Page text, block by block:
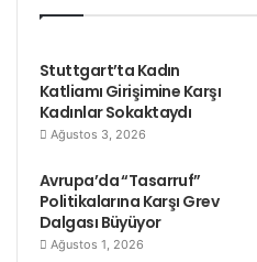
Stuttgart’ta Kadın
Katliamı Girişimine Karşı
Kadınlar Sokaktaydı
Ağustos 3, 2026
Avrupa’da “Tasarruf”
Politikalarına Karşı Grev
Dalgası Büyüyor
Ağustos 1, 2026